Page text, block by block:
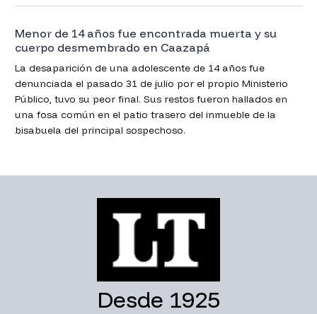
Menor de 14 años fue encontrada muerta y su
cuerpo desmembrado en Caazapá
La desaparición de una adolescente de 14 años fue
denunciada el pasado 31 de julio por el propio Ministerio
Público, tuvo su peor final. Sus restos fueron hallados en
una fosa común en el patio trasero del inmueble de la
bisabuela del principal sospechoso.
Desde 1925